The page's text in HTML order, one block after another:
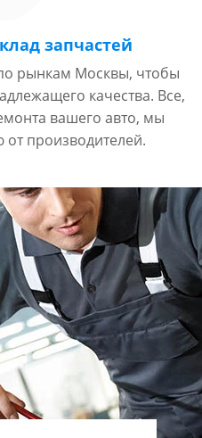
запчастей
рынкам Москвы, чтобы
качества. Все,
вашего авто, мы
производителей.